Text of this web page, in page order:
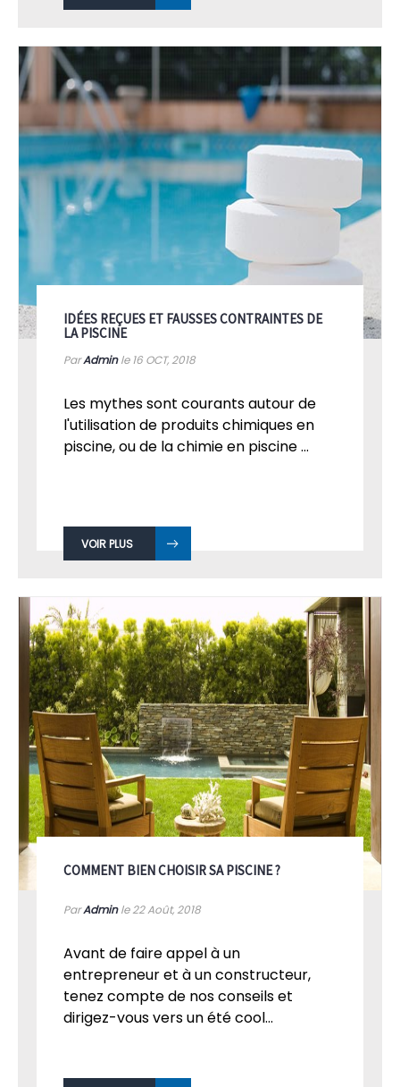
IDÉES REÇUES ET FAUSSES CONTRAINTES DE
LA PISCINE
ParAdminle 16 OCT, 2018
Les mythes sont courants autour de
l'utilisation de produits chimiques en
piscine, ou de la chimie en piscine ...
VOIR PLUS
COMMENT BIEN CHOISIR SA PISCINE ?
ParAdminle 22Août, 2018
Avant de faire appel à un
entrepreneur et à un constructeur,
tenez compte de nos conseils et
dirigez-vous vers un été cool...